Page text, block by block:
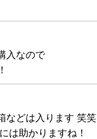
入なので
などは入ります 笑笑
は助かりますね！